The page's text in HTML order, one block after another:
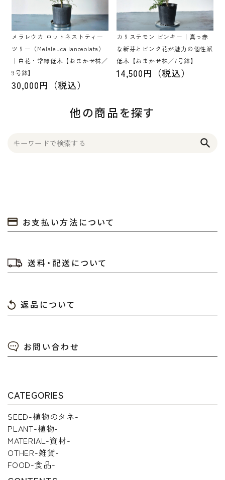
メラレウカ ロットネストティー
ツリー（Melaleuca lanceolata）
｜白花・常緑低木【おまかせ株／
9号鉢】
30,000円（税込）
カリステモン ピンキー｜真っ赤
な新芽とピンク花が魅力の個性派
低木【おまかせ株／7号鉢】
14,500円（税込）
他の商品を探す
search
お支払い方法について
送料・配送について
返品について
お問い合わせ
CATEGORIES
SEED-植物のタネ-
PLANT-植物-
MATERIAL-資材-
OTHER-雑貨-
FOOD-食品-